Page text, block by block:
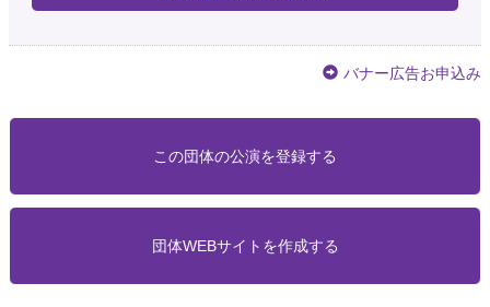
バナー広告お申込み
この団体の公演を登録する
団体WEBサイトを作成する